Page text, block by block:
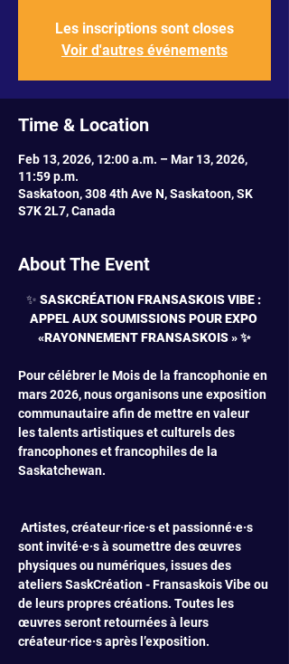
Les inscriptions sont closes
Voir d'autres événements
Time & Location
Feb 13, 2026, 12:00 a.m. – Mar 13, 2026,
11:59 p.m.
Saskatoon, 308 4th Ave N, Saskatoon, SK
S7K 2L7, Canada
About The Event
✨ SASKCRÉATION FRANSASKOIS VIBE :
APPEL AUX SOUMISSIONS POUR EXPO
«RAYONNEMENT FRANSASKOIS » ✨
Pour célébrer le Mois de la francophonie en
mars 2026, nous organisons une exposition
communautaire afin de mettre en valeur
les talents artistiques et culturels des
francophones et francophiles de la
Saskatchewan.
Artistes, créateur·rice·s et passionné·e·s
sont invité·e·s à soumettre des œuvres
physiques ou numériques, issues des
ateliers SaskCréation - Fransaskois Vibe ou
de leurs propres créations. Toutes les
œuvres seront retournées à leurs
créateur·rice·s après l’exposition.